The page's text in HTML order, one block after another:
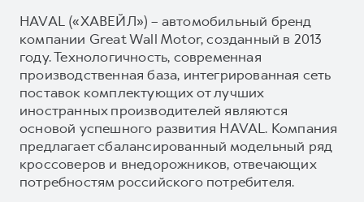
HAVAL («ХАВЕЙЛ») – автомобильный бренд
компании Great Wall Motor, созданный в 2013
году. Технологичность, современная
производственная база, интегрированная сеть
поставок комплектующих от лучших
иностранных производителей являются
основой успешного развития HAVAL. Компания
предлагает сбалансированный модельный ряд
кроссоверов и внедорожников, отвечающих
потребностям российского потребителя.